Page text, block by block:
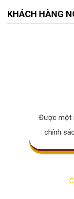
KHÁCH HÀNG
Được một
chính